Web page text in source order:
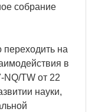
собрание
на
в
TW от 22
науки,